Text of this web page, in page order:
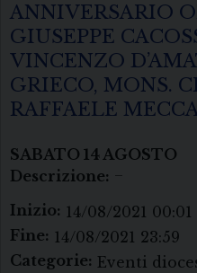
ANNIVERSARIO
GIUSEPPE
VINCENZO
GRIECO, MONS.
RAFFAELE
SABATO 14 AGOSTO
Descrizione: –
Inizio: 14/08/2021 00:01
Fine: 14/08/2021 23:59
Categorie: Eventi